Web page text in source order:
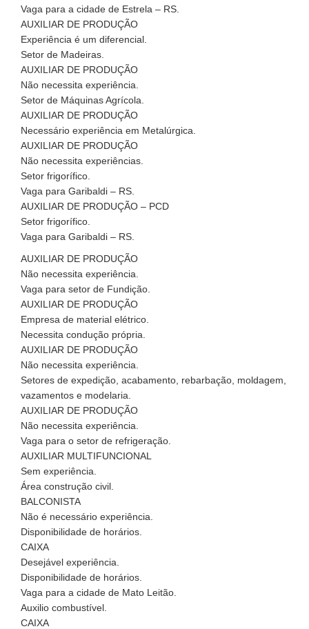
Vaga para a cidade de Estrela – RS.
AUXILIAR DE PRODUÇÃO
Experiência é um diferencial.
Setor de Madeiras.
AUXILIAR DE PRODUÇÃO
Não necessita experiência.
Setor de Máquinas Agrícola.
AUXILIAR DE PRODUÇÃO
Necessário experiência em Metalúrgica.
AUXILIAR DE PRODUÇÃO
Não necessita experiências.
Setor frigorífico.
Vaga para Garibaldi – RS.
AUXILIAR DE PRODUÇÃO – PCD
Setor frigorífico.
Vaga para Garibaldi – RS.
AUXILIAR DE PRODUÇÃO
Não necessita experiência.
Vaga para setor de Fundição.
AUXILIAR DE PRODUÇÃO
Empresa de material elétrico.
Necessita condução própria.
AUXILIAR DE PRODUÇÃO
Não necessita experiência.
Setores de expedição, acabamento, rebarbação, moldagem,
vazamentos e modelaria.
AUXILIAR DE PRODUÇÃO
Não necessita experiência.
Vaga para o setor de refrigeração.
AUXILIAR MULTIFUNCIONAL
Sem experiência.
Área construção civil.
BALCONISTA
Não é necessário experiência.
Disponibilidade de horários.
CAIXA
Desejável experiência.
Disponibilidade de horários.
Vaga para a cidade de Mato Leitão.
Auxilio combustível.
CAIXA